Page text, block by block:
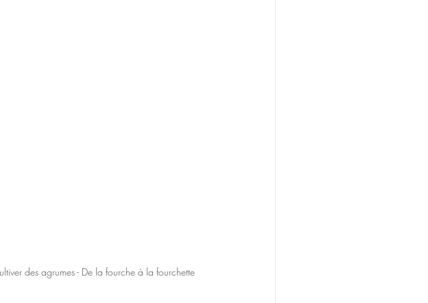
des agrumes - De la fourche à la fourchette